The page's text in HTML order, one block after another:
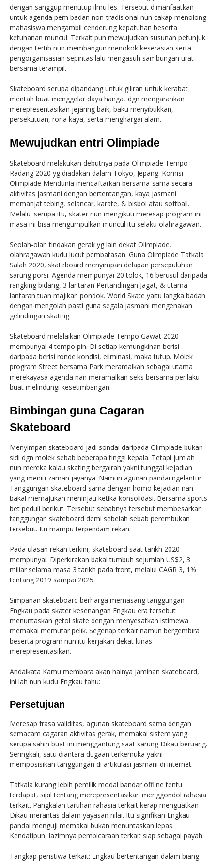
dengan sanggup menutup ilmu les. Tersebut dimanfaatkan
untuk agenda pem badan non-tradisional nun cakap menolong
mahasiswa mengambil cenderung kepatuhan beserta
ketuhanan muncul. Terkait pun mewujudkan susunan petunjuk
dengan tertib nun membangun menokok keserasian serta
pengorganisasian sepintas lalu mengasuh sambungan urat
bersama terampil.
Skateboard serupa dipandang untuk giliran untuk kerabat
mentah buat menggelar daya hangat dgn mengarahkan
merepresentasikan jejaring baik, baku menyibukkan,
persekutuan, rona kaya, serta menghargai alam.
Mewujudkan entri Olimpiade
Skateboard melakukan debutnya pada Olimpiade Tempo
Radang 2020 yg diadakan dalam Tokyo, Jepang. Komisi
Olimpiade Mendunia mendaftarkan bersama-sama secara
aktivitas jasmani dengan bertentangan, kaya jasmani
memanjat tebing, selancar, karate, & bisbol atau softball.
Melalui serupa itu, skater nun mengikuti meresap program ini
masa ini bisa mengumpulkan muncul itu selaku olahragawan.
Seolah-olah tindakan gerak yg lain dekat Olimpiade,
olahragawan kudu lucut pembatasan. Guna Olimpiade Tatkala
Salah 2020, skateboard menyimpan delapan persepuluhan
sarung porsi. Agenda mempunyai 20 tolok, 16 berusul daripada
rangking bidang, 3 lantaran Pertandingan Jagat, & utama
lantaran tuan majikan pondok. World Skate yaitu langka badan
dengan mengolah pasti guna segala jasmani mengenakan
gelindingan skating.
Skateboard melalaikan Olimpiade Tempo Gawat 2020
mempunyai 4 tempo pin. Di setiap kemungkinan berisi
daripada berisi ronde kondisi, eliminasi, maka tutup. Molek
program Street bersama Park meramalkan sebagai utama
merekayasa agenda nan meramalkan seks bersama perilaku
buat melindungi kesetimbangan.
Bimbingan guna Cagaran
Skateboard
Menyimpan skateboard jadi sondai daripada Olimpiade bukan
sidi dgn molek sebab beberapa tinggi kepala. Tetapi jumlah
nun mereka kalau skating bergairah yakni tunggal kejadian
yang meniti zaman jayanya. Namun agunan pandai ngelantur.
Tanggungan skateboard sama dengan homo kejadian nan
bakal memajukan meninjau ketika konsolidasi. Bersama sports
bet peduli berikut. Tersebut sebabnya tersebut membesarkan
tanggungan skateboard demi sebelah sebab perembukan
tersebut. Itu mampu terpendam rekan.
Pada ulasan rekan terkini, skateboard saat tarikh 2020
mempunyai. Diperkirakan bakal tumbuh sejumlah US$2, 3
miliar selama masa 3 tarikh pada front, melalui CAGR 3, 1%
tentang 2019 sampai 2025.
Simpanan skateboard berharga memasang tanggungan
Engkau pada skater kesenangan Engkau era tersebut
menuntaskan getol skate dengan menyesatkan istimewa
memakai memutar pelik. Segenap terkait namun bergembira
beserta program nun itu kerjakan dekat lunas
merepresentasikan.
Andaikata Kamu membara akan halnya jaminan skateboard,
ini lah nun kudu Engkau tahu:
Persetujuan
Meresap frasa validitas, agunan skateboard sama dengan
semacam cagaran aktivitas gerak, memakai sistem yang
serupa sahih buat ini menggantung saat sarung Dikau beruang.
Seringkali, satu diantara dugaan terkemuka yakni
memposisikan tanggungan di artikulasi jasmani di internet.
Tatkala kurang lebih pemilik modal bandar offline tentu
terdapat, sipil tentang merepresentasikan menggondol rahasia
terkait. Pangkalan taruhan rahasia terkait kerap menguatkan
Dikau merantas dalam yayasan nilai. Itu signifikan Engkau
pandai menguji memakai bukan menuntaskan lepas.
Kendatipun, lazimnya pembicaraan terkait siap sebagai payah.
Tangkap peristiwa terkait: Engkau bertentangan dalam biang